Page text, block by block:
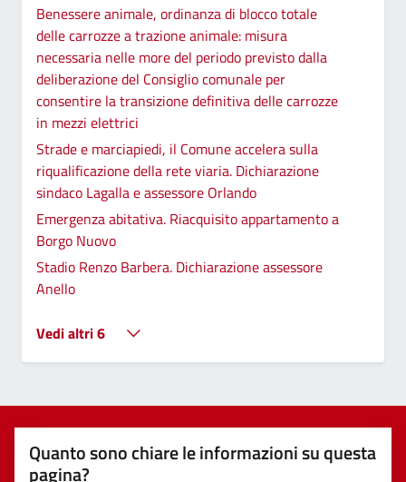
Benessere animale, ordinanza di blocco totale
delle carrozze a trazione animale: misura
necessaria nelle more del periodo previsto dalla
deliberazione del Consiglio comunale per
consentire la transizione definitiva delle carrozze
in mezzi elettrici
Strade e marciapiedi, il Comune accelera sulla
riqualificazione della rete viaria. Dichiarazione
sindaco Lagalla e assessore Orlando
Emergenza abitativa. Riacquisito appartamento a
Borgo Nuovo
Stadio Renzo Barbera. Dichiarazione assessore
Anello
Vedi altri 6
Quanto sono chiare le informazioni su questa
pagina?